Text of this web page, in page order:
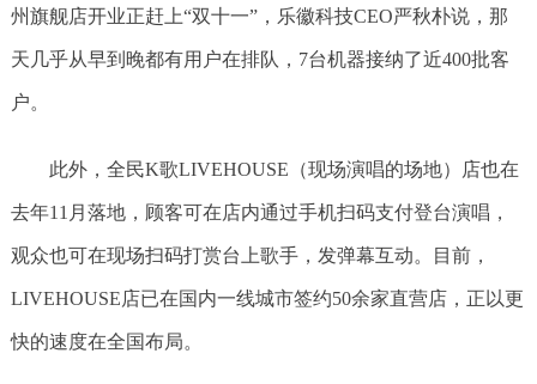
州旗舰店开业正赶上“双十一”，乐徽科技CEO严秋朴说，那
天几乎从早到晚都有用户在排队，7台机器接纳了近400批客
户。
此外，全民K歌LIVEHOUSE（现场演唱的场地）店也在
去年11月落地，顾客可在店内通过手机扫码支付登台演唱，
观众也可在现场扫码打赏台上歌手，发弹幕互动。目前，
LIVEHOUSE店已在国内一线城市签约50余家直营店，正以更
快的速度在全国布局。